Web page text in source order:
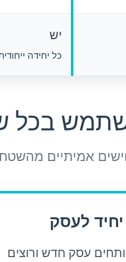
יש
כל יחידה
בכל
אמיתיים מהשטח
לעסק
עסק חדש ורוצים